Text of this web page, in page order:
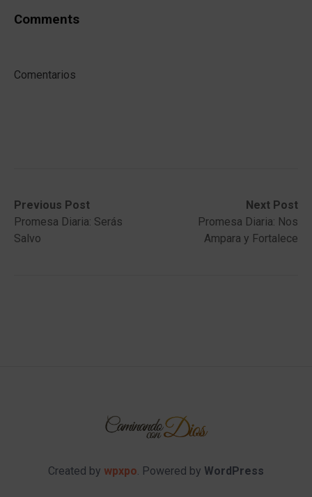
Comments
Comentarios
Post
navigation
Previous Post
Previous
post:Promesa Diaria: Serás
Salvo
Next Post
Next
post:
Promesa Diaria: Nos
Ampara y Fortalece
Created by wpxpo. Powered by WordPress